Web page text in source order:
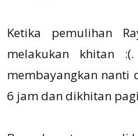
Ketika pemulihan
melakukan khitan
membayangkan nanti
6 jam dan dikhitan